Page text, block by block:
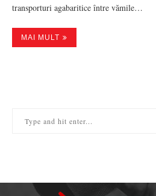
transporturi agabaritice între vămile…
MAI MULT